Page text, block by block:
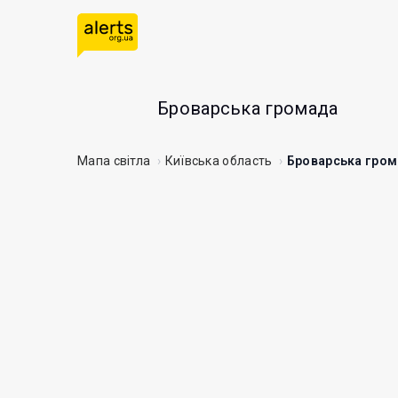
Броварська громада
Мапа світла Київська область Броварська